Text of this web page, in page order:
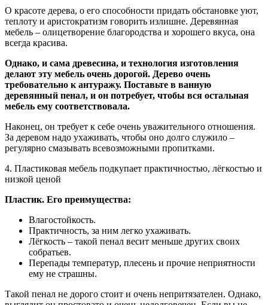
О красоте дерева, о его способности придать обстановке уют,
теплоту и аристократизм говорить излишне. Деревянная
мебель – олицетворение благородства и хорошего вкуса, она
всегда красива.
Однако, и сама древесина, и технология изготовления
делают эту мебель очень дорогой. Дерево очень
требовательно к антуражу. Поставьте в ванную
деревянный пенал, и он потребует, чтобы вся остальная
мебель ему соответствовала.
Наконец, он требует к себе очень уважительного отношения.
За деревом надо ухаживать, чтобы оно долго служило –
регулярно смазывать всевозможными пропитками.
4. Пластиковая мебель подкупает практичностью, лёгкостью и
низкой ценой
Пластик. Его преимущества:
Влагостойкость.
Практичность, за ним легко ухаживать.
Лёгкость – такой пенал весит меньше других своих
собратьев.
Перепады температур, плесень и прочие неприятности
ему не страшны.
Такой пенал не дорого стоит и очень непритязателен. Однако,